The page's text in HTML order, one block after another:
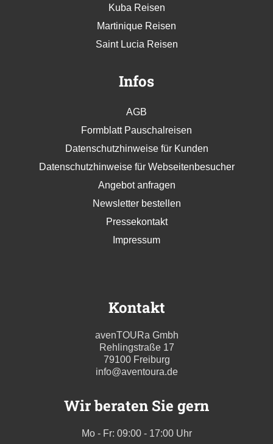
Kuba Reisen
Martinique Reisen
Saint Lucia Reisen
Infos
AGB
Formblatt Pauschalreisen
Datenschutzhinweise für Kunden
Datenschutzhinweise für Webseitenbesucher
Angebot anfragen
Newsletter bestellen
Pressekontakt
Impressum
Kontakt
avenTOURa Gmbh
Rehlingstraße 17
79100 Freiburg
info@aventoura.de
Wir beraten Sie gern
Mo - Fr: 09:00 - 17:00 Uhr